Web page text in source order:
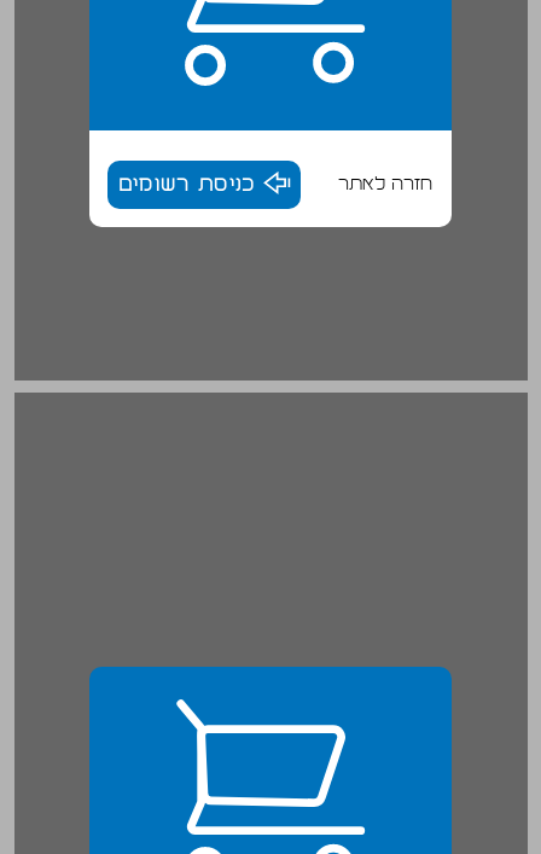
חזרה לאתר כניסת רשומים
הקדמה ... 21